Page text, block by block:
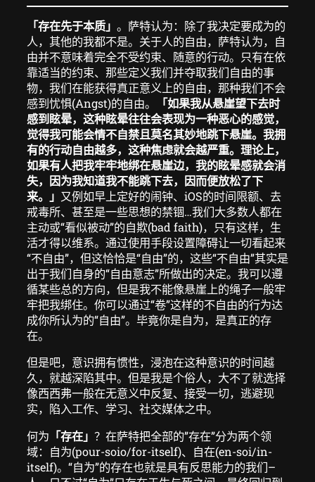
「存在先于本质」 。萨特认为：除了我决定要成为的
人，其他的我都不是。关于人的自由，萨特认为，自
由并不意味着完全不受约束、随意的行动。只有在依
靠适当的约束、那些定义我们并夺取我们自由的事
物，我们在能获得真正意义上的自由，那种我们不会
感到忧惧(Angst)的自由。
「如果我从悬崖望下去时
感到眩晕，这种眩晕往往会表现为一种恶心的感觉，
觉得我可能会情不自禁且莫名其妙地跳下悬崖。我拥
有的行动自由越多，这种焦虑就会越严重。理论上，
如果有人把我牢牢地绑在悬崖边，我的眩晕感就会消
失，因为我知道我不能跳下去，因而便放松了下
来。」 又例如早上定好的闹钟、iOS的时间限额、去
戒毒所、甚至是一些思想的禁锢…我们大多数人都在
主动或“看似被动”的自欺(bad faith)，只有这样，生
活才得以维系。通过使用手段设置障碍让一切看起来
“不自由”，但这恰恰是“自由”的，这些“不自由”其实是
出于我们自身的“自由意志”所做出的决定。我可以遵
循某些总的方向，但是我不能像悬崖上的绳子一般牢
牢把我绑住。你可以通过“卷”这样的不自由的行为达
成你所认为的“自由”。毕竟你是自为，是真正的存
在。
但是吧，意识拥有惯性，浸泡在这种意识的时间越
久，就越深陷其中。但是我是个俗人，大不了就选择
像西西弗一般在无意义中反复、接受一切，逃避现
实，陷入工作、学习、社交媒体之中。
何为 「存在」 ？在萨特把全部的”存在”分为两个领
域：自为(pour-soio/for-itself)、自在(en-soi/in-
itself)。“自为”的存在也就是具有反思能力的我们–